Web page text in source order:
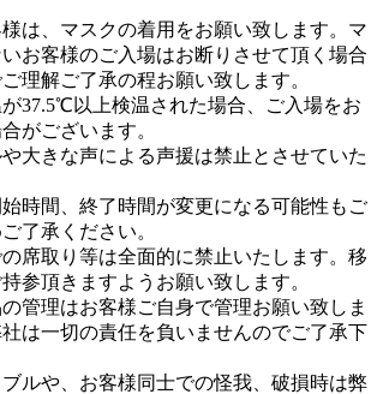
は、マスクの着用をお願い致します。マ
お客様のご入場はお断りさせて頂く場合
理解ご了承の程お願い致します。
37.5℃以上検温された場合、ご入場をお
がございます。
大きな声による声援は禁止とさせていた
時間、終了時間が変更になる可能性もご
了承ください。
席取り等は全面的に禁止いたします。移
参頂きますようお願い致します。
管理はお客様ご自身で管理お願い致しま
は一切の責任を負いませんのでご了承下
ルや、お客様同士での怪我、破損時は弊